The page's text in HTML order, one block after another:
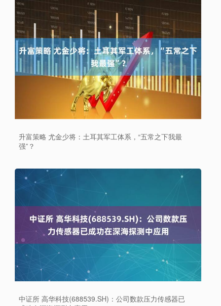
升富策略 尤金少将：土耳其军工体系，“五常之下我最
强”？
中证所 高华科技(688539.SH)：公司数款压力传感器已